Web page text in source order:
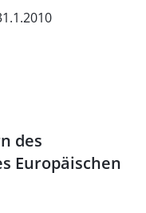
des
Europäischen